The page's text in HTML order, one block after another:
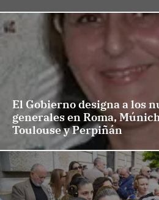
El Gobierno designa a los
generales en Roma,
Toulouse y Perpiñán